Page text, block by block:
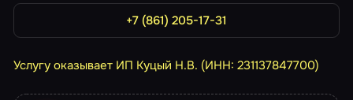
+7 (861) 205-17-31
Услугу оказывает ИП Куцый Н.В. (ИНН: 231137847700)